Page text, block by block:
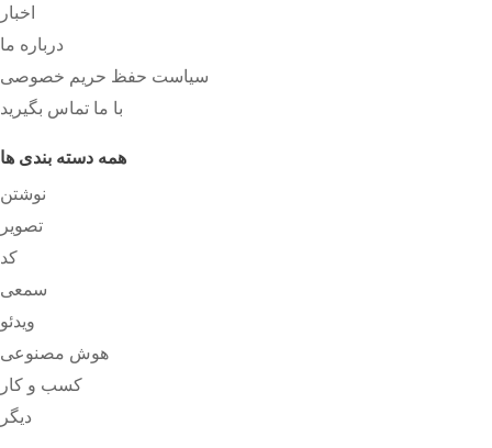
اخبار
درباره ما
سیاست حفظ حریم خصوصی
با ما تماس بگیرید
همه دسته بندی ها
نوشتن
تصویر
کد
سمعی
ویدئو
هوش مصنوعی
کسب و کار
دیگر